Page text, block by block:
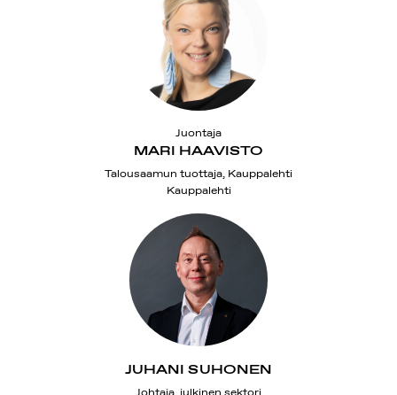
MARI HAAVISTO
Juontaja
Talousaamun tuottaja, Kauppalehti
Kauppalehti
JUHANI SUHONEN
Johtaja, julkinen sektori